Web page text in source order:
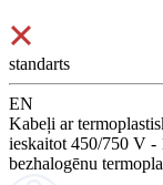
standarts
EN
Kabeļi ar
ieskaitot 450/750 V -
bezhalogēnu